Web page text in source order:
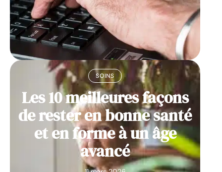
SOINS
Les 10 meilleures façons
de rester en bonne santé
et en forme à un âge
avancé